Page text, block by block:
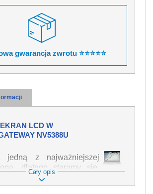
gwarancja zwrotu ⭐⭐⭐⭐⭐
LCD W
NV5388U
jedną z najważniejszej
dlatego staramy się,
najwyższej jakości. Służy
tekstu lub obrazu w
Cały opis